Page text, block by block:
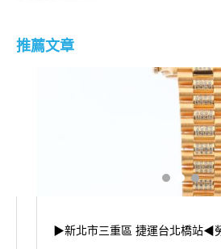
推薦文章
▶新北市三重區 捷運台北橋站◀勞力